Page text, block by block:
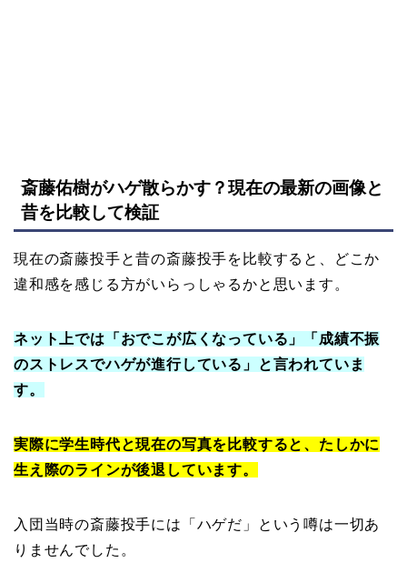
斎藤佑樹がハゲ散らかす？現在の最新の画像と
昔を比較して検証
現在の斎藤投手と昔の斎藤投手を比較すると、どこか
違和感を感じる方がいらっしゃるかと思います。
ネット上では「おでこが広くなっている」「成績不振
のストレスでハゲが進行している」と言われていま
す。
実際に学生時代と現在の写真を比較すると、たしかに
生え際のラインが後退しています。
入団当時の斎藤投手には「ハゲだ」という噂は一切あ
りませんでした。